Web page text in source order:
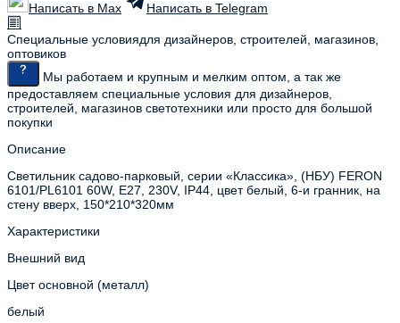
Написать в Max
Написать в Telegram
Специальные условиядля дизайнеров, строителей, магазинов,
оптовиков
Мы работаем и крупным и мелким оптом, а так же
предоставляем специальные условия для дизайнеров,
строителей, магазинов светотехники или просто для большой
покупки
Описание
Светильник садово-парковый, серии «Классика», (НБУ) FERON
6101/PL6101 60W, E27, 230V, IP44, цвет белый, 6-и гранник, на
стену вверх, 150*210*320мм
Характеристики
Внешний вид
Цвет основной (металл)
белый